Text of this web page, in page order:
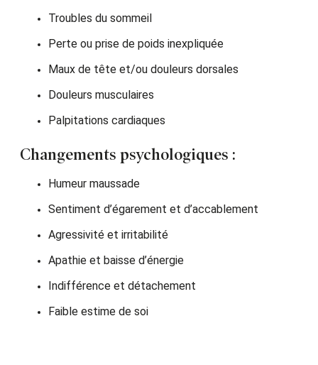
Troubles du sommeil
Perte ou prise de poids inexpliquée
Maux de tête et/ou douleurs dorsales
Douleurs musculaires
Palpitations cardiaques
Changements psychologiques :
Humeur maussade
Sentiment d’égarement et d’accablement
Agressivité et irritabilité
Apathie et baisse d’énergie
Indifférence et détachement
Faible estime de soi